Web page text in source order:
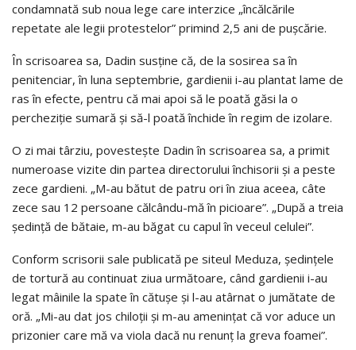
condamnată sub noua lege care interzice „încălcările
repetate ale legii protestelor” primind 2,5 ani de puşcărie.
În scrisoarea sa, Dadin susţine că, de la sosirea sa în
penitenciar, în luna septembrie, gardienii i-au plantat lame de
ras în efecte, pentru că mai apoi să le poată găsi la o
percheziţie sumară şi să-l poată închide în regim de izolare.
O zi mai târziu, povesteşte Dadin în scrisoarea sa, a primit
numeroase vizite din partea directorului închisorii şi a peste
zece gardieni. „M-au bătut de patru ori în ziua aceea, câte
zece sau 12 persoane călcându-mă în picioare”. „După a treia
şedinţă de bătaie, m-au băgat cu capul în veceul celulei”.
Conform scrisorii sale publicată pe siteul Meduza, şedinţele
de tortură au continuat ziua următoare, când gardienii i-au
legat mâinile la spate în cătuşe şi l-au atârnat o jumătate de
oră. „Mi-au dat jos chiloţii şi m-au ameninţat că vor aduce un
prizonier care mă va viola dacă nu renunţ la greva foamei”.